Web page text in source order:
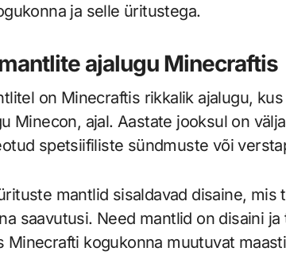
ja selle üritustega.
ajalugu Minecraftis
on Minecraftis rikkalik ajalugu,
Minecon, ajal. Aastate jooksul on
spetsiifiliste sündmuste või
mantlid sisaldavad disaine,
saavutusi. Need mantlid on disaini
Minecrafti kogukonna muutuvat